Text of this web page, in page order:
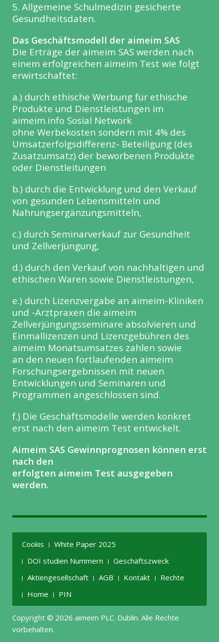
5. Allgemeine Schulmedizin gesicherte
Gesundheitsdaten.
Das Geschäftsmodell der aimeim SAS
Die Erträge der aimeim SAS werden nach
einem erfolgreichen aimeim Test wie folgt
erwirtschaftet:
a.) durch ethische Werbung für ethische
Produkte und Dienstleistungen im
aimeim.info Sosial Network
ohne Werbekosten sondern mit 4% des
Umsatzerfolgsdifferenz- Beteiligung (des
Zusatzumsatz) der beworbenen Produkte
oder Dienstleitungen
b.) durch die Entwicklung und den Verkauf
von gesunden Lebensmitteln und
Nahrungsergänzungsmitteln,
c.) durch Seminarverkauf zur Gesundheit
und Zellverjüngung,
d.) durch den Verkauf von nachhaltigen und
ethischen Waren sowie Dienstleistungen,
e.) durch Lizenzvergabe an aimeim-Kliniken
und -Arztpraxen die aimeim
Zellverjüngungsseminare absolvieren und
Einmallizenzen und Lizenzgebühren des
aimeim Monatsumsatzes zahlen sowie
an den neuen fortlaufenden aimeim
Forschungsergebnissen mit neuen
Entwicklungen und Seminaren und
Programmen angeschlossen sind.
f.) Die Geschäftsmodelle werden konkret
erst nach den aimeim Test entwickelt.
Aimeim SAS Gewinnprognosen können erst
nach den
erfolgten aimeim Test ausgegeben
werden.
Cookis
White Paper 2025
DOI studien Nummern
Geschäftszweck
Aktiengesellschaft
AGB Kontakt
Rechte
Home
PIN
Copyright © 2026 aimeim PLC. Dublin. Alle Rechte
vorbehalten.